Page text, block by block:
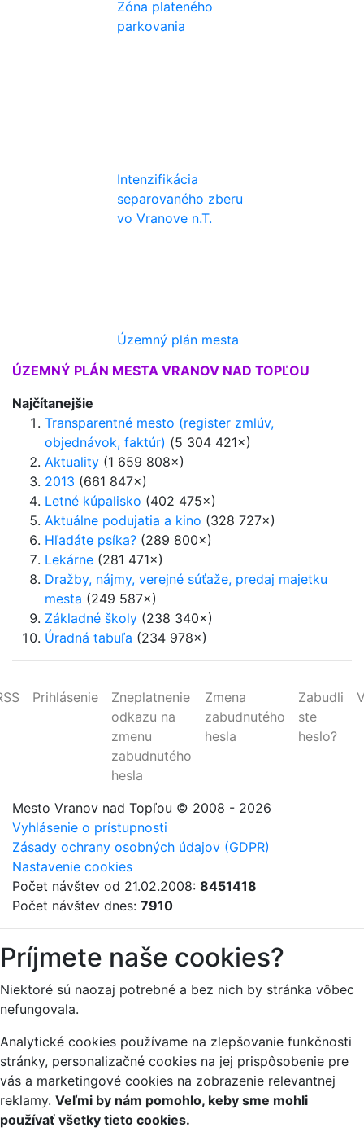
Zóna plateného
parkovania
Intenzifikácia
separovaného zberu
vo Vranove n.T.
Územný plán mesta
ÚZEMNÝ PLÁN MESTA VRANOV NAD TOPĽOU
Najčítanejšie
Transparentné mesto (register zmlúv,
objednávok, faktúr) (5 304 421×)
Aktuality (1 659 808×)
2013 (661 847×)
Letné kúpalisko (402 475×)
Aktuálne podujatia a kino (328 727×)
Hľadáte psíka? (289 800×)
Lekárne (281 471×)
Dražby, nájmy, verejné súťaže, predaj majetku
mesta (249 587×)
Základné školy (238 340×)
Úradná tabuľa (234 978×)
Prihlásenie
Zneplatnenie
odkazu na
zmenu
zabudnutého
hesla
Zmena
zabudnutého
hesla
Zabudli
ste
heslo?
Mesto Vranov nad Topľou © 2008 - 2026
Vyhlásenie o prístupnosti
Zásady ochrany osobných údajov (GDPR)
Nastavenie cookies
Počet návštev od 21.02.2008: 8451418
Počet návštev dnes: 7910
Príjmete naše cookies?
Niektoré sú naozaj potrebné a bez nich by stránka vôbec
nefungovala.
Analytické cookies používame na zlepšovanie funkčnosti
stránky, personalizačné cookies na jej prispôsobenie pre
vás a marketingové cookies na zobrazenie relevantnej
reklamy. Veľmi by nám pomohlo, keby sme mohli
používať všetky tieto cookies.